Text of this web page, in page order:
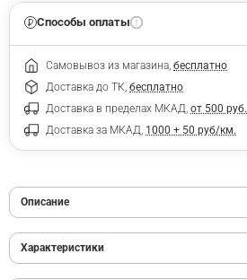
Способы оплаты
Самовывоз из магазина, бесплатно
Доставка до ТК, бесплатно
Доставка в пределах МКАД, от 500 руб.
Доставка за МКАД, 1000 + 50 руб/км.
Описание
Характеристики